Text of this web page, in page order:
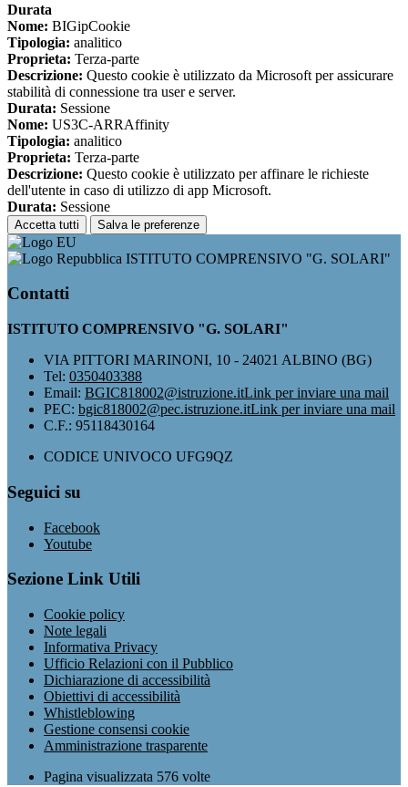
Durata
Nome: BIGipCookie
Tipologia: analitico
Proprieta: Terza-parte
Descrizione: Questo cookie è utilizzato da Microsoft per assicurare
stabilità di connessione tra user e server.
Durata: Sessione
Nome: US3C-ARRAffinity
Tipologia: analitico
Proprieta: Terza-parte
Descrizione: Questo cookie è utilizzato per affinare le richieste
dell'utente in caso di utilizzo di app Microsoft.
Durata: Sessione
Accetta tutti Salva le preferenze
ISTITUTO COMPRENSIVO "G. SOLARI"
Contatti
ISTITUTO COMPRENSIVO "G. SOLARI"
VIA PITTORI MARINONI, 10 - 24021 ALBINO (BG)
Tel: 0350403388
Email: BGIC818002@istruzione.itLink per inviare una mail
PEC: bgic818002@pec.istruzione.itLink per inviare una mail
C.F.: 95118430164
CODICE UNIVOCO UFG9QZ
Seguici su
Facebook
Youtube
Sezione Link Utili
Cookie policy
Note legali
Informativa Privacy
Ufficio Relazioni con il Pubblico
Dichiarazione di accessibilità
Obiettivi di accessibilità
Whistleblowing
Gestione consensi cookie
Amministrazione trasparente
Pagina visualizzata 576 volte